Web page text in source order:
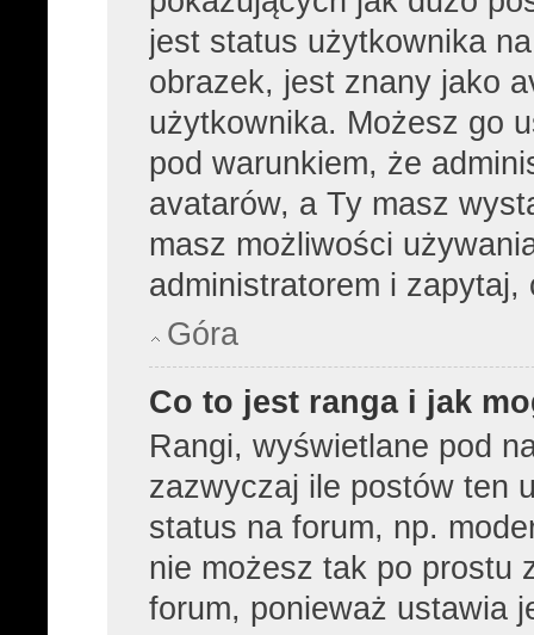
jest status użytkownika
obrazek, jest znany jako
użytkownika. Możesz go
pod warunkiem, że
avatarów, a Ty masz
masz możliwości
administratorem i
Góra
Co to jest ranga i jak
Rangi, wyświetlane pod
zazwyczaj ile postów ten
status na forum, np.
nie możesz tak po prostu
forum, ponieważ ustawia